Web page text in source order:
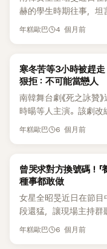
赫的學生時期往事，坦
絲熱議，甚至直批「不
國中同學，好奇他從小
昭旻回憶表示，銀赫從
人。」 不過她也透露，
太愉快的情況。「在電
得的綽號叫我。」她解釋
昭」（韓語전소），後來
變得有點疏遠。」 相關
出現不少擔憂聲音，「
再小心一點」等評論湧
引發話題。2017年，全
昭旻曾喜歡他」。全昭
年糕歐巴 4 個月前
K-POP
寒冬苦等3小時被趕
狠拒：不可能當戀人
南韓舞台劇《死之詠贊
時暘等人主演。該劇改
真實人物故事，描述朝
的！》。沒想到節目
自爆戀愛黑歷史，甚至
戀人」，空氣瞬間凝結
在勳、李尚敏、KAI、
贊》講的是為愛犧牲的
出生命嗎？」全昭旻秒
年糕歐巴 6 個月前
K-POP
曾哭求對方換號碼！
種事都敢做
女星全昭旻近日在節
段還猛，讓現場主持群
SBS全新談話型綜藝《不
年糕歐巴 6 個月前